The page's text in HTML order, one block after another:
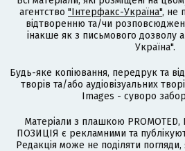
агентство "Інтерфакс-Україна", не
відтворенню та/чи
інакше як з письмового дозволу
Україна".
Будь-яке копіювання, передрук та
творів та/або аудіовізуальних
Images - суворо
Матеріали з плашкою
ПОЗИЦІЯ є рекламними та
Редакція може не поділяти